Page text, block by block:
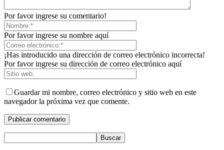
Por favor ingrese su comentario!
Por favor ingrese su nombre aquí
¡Has introducido una dirección de correo electrónico incorrecta!
Por favor ingrese su dirección de correo electrónico aquí
Guardar mi nombre, correo electrónico y sitio web en este
navegador la próxima vez que comente.